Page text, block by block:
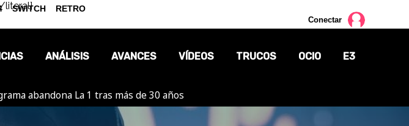
literal}
Conectar
ANÁLISIS AVANCES VÍDEOS TRUCOS OCIO E3
abandona La 1 tras más de 30 años
SWITCH RETRO